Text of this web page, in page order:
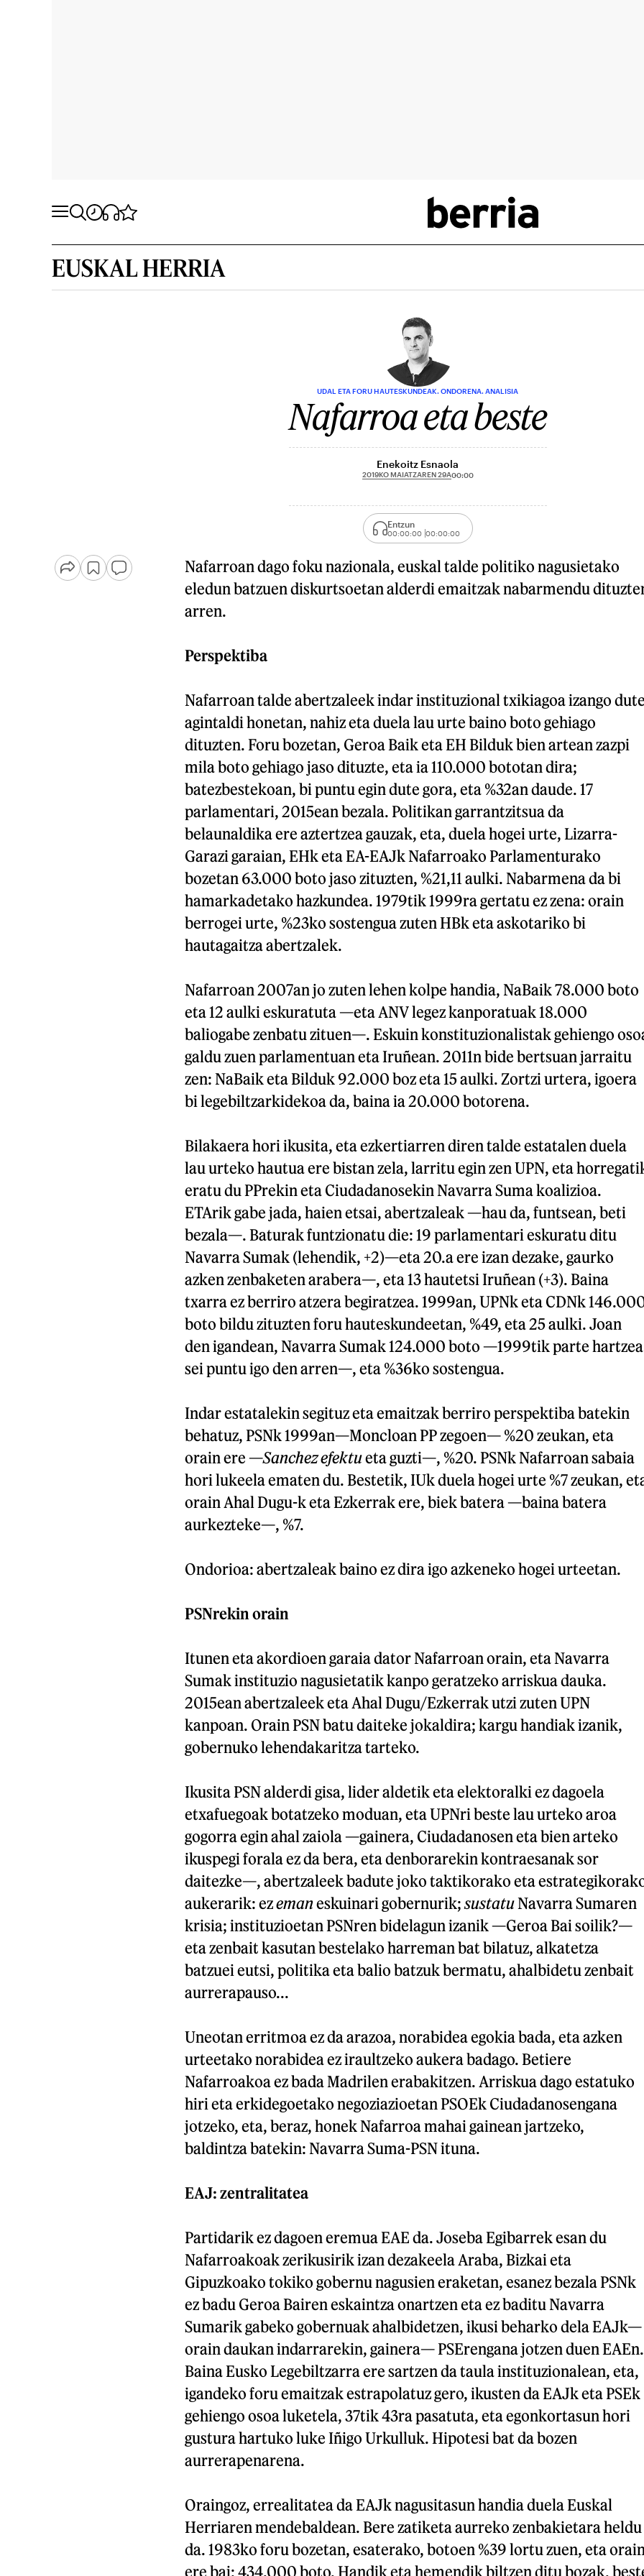
EUSKAL HERRIA
UDAL ETA FORU HAUTESKUNDEAK. ONDORENA. ANALISIA
Nafarroa eta beste
Enekoitz Esnaola
2019KO MAIATZAREN 29A00:00
Entzun
00:00:00 00:00:00
Nafarroan dago foku nazionala, euskal talde politiko nagusietako
eledun batzuen diskurtsoetan alderdi emaitzak nabarmendu
arren.
Perspektiba
Nafarroan talde abertzaleek indar instituzional txikiagoa izango
agintaldi honetan, nahiz eta duela lau urte baino boto gehiago
dituzten. Foru bozetan, Geroa Baik eta EH Bilduk bien artean zazpi
mila boto gehiago jaso dituzte, eta ia 110.000 bototan dira;
batezbestekoan, bi puntu egin dute gora, eta %32an daude. 17
parlamentari, 2015ean bezala. Politikan garrantzitsua da
belaunaldika ere aztertzea gauzak, eta, duela hogei urte, Lizarra-
Garazi garaian, EHk eta EA-EAJk Nafarroako Parlamenturako
bozetan 63.000 boto jaso zituzten, %21,11 aulki. Nabarmena da bi
hamarkadetako hazkundea. 1979tik 1999ra gertatu ez zena: orain
berrogei urte, %23ko sostengua zuten HBk eta askotariko bi
hautagaitza abertzalek.
Nafarroan 2007an jo zuten lehen kolpe handia, NaBaik 78.000 boto
eta 12 aulki eskuratuta —eta ANV legez kanporatuak 18.000
baliogabe zenbatu zituen—. Eskuin konstituzionalistak gehiengo
galdu zuen parlamentuan eta Iruñean. 2011n bide bertsuan jarraitu
zen: NaBaik eta Bilduk 92.000 boz eta 15 aulki. Zortzi urtera, igoera
bi legebiltzarkidekoa da, baina ia 20.000 botorena.
Bilakaera hori ikusita, eta ezkertiarren diren talde estatalen duela
lau urteko hautua ere bistan zela, larritu egin zen UPN, eta
eratu du PPrekin eta Ciudadanosekin Navarra Suma koalizioa.
ETArik gabe jada, haien etsai, abertzaleak —hau da, funtsean, beti
bezala—. Baturak funtzionatu die: 19 parlamentari eskuratu ditu
Navarra Sumak (lehendik, +2)—eta 20.a ere izan dezake, gaurko
azken zenbaketen arabera—, eta 13 hautetsi Iruñean (+3). Baina
txarra ez berriro atzera begiratzea. 1999an, UPNk eta CDNk
boto bildu zituzten foru hauteskundeetan, %49, eta 25 aulki. Joan
den igandean, Navarra Sumak 124.000 boto —1999tik parte hartzea
sei puntu igo den arren—, eta %36ko sostengua.
Indar estatalekin segituz eta emaitzak berriro perspektiba batekin
behatuz, PSNk 1999an—Moncloan PP zegoen— %20 zeukan, eta
orain ere —Sanchez efektueta guzti—, %20. PSNk Nafarroan sabaia
hori lukeela ematen du. Bestetik, IUk duela hogei urte %7 zeukan,
orain Ahal Dugu-k eta Ezkerrak ere, biek batera —baina batera
aurkezteke—, %7.
Ondorioa: abertzaleak baino ez dira igo azkeneko hogei urteetan.
PSNrekin orain
Itunen eta akordioen garaia dator Nafarroan orain, eta Navarra
Sumak instituzio nagusietatik kanpo geratzeko arriskua dauka.
2015ean abertzaleek eta Ahal Dugu/Ezkerrak utzi zuten UPN
kanpoan. Orain PSN batu daiteke jokaldira; kargu handiak izanik,
gobernuko lehendakaritza tarteko.
Ikusita PSN alderdi gisa, lider aldetik eta elektoralki ez dagoela
etxafuegoak botatzeko moduan, eta UPNri beste lau urteko aroa
gogorra egin ahal zaiola —gainera, Ciudadanosen eta bien arteko
ikuspegi forala ez da bera, eta denborarekin kontraesanak sor
daitezke—, abertzaleek badute joko taktikorako eta
aukerarik: ezemaneskuinari gobernurik; sustatuNavarra Sumaren
krisia; instituzioetan PSNren bidelagun izanik —Geroa Bai soilik?—
eta zenbait kasutan bestelako harreman bat bilatuz, alkatetza
batzuei eutsi, politika eta balio batzuk bermatu, ahalbidetu zenbait
aurrerapauso...
Uneotan erritmoa ez da arazoa, norabidea egokia bada, eta azken
urteetako norabidea ez iraultzeko aukera badago. Betiere
Nafarroakoa ez bada Madrilen erabakitzen. Arriskua dago estatuko
hiri eta erkidegoetako negoziazioetan PSOEk Ciudadanosengana
jotzeko, eta, beraz, honek Nafarroa mahai gainean jartzeko,
baldintza batekin: Navarra Suma-PSN ituna.
EAJ: zentralitatea
Partidarik ez dagoen eremua EAE da. Joseba Egibarrek esan du
Nafarroakoak zerikusirik izan dezakeela Araba, Bizkai eta
Gipuzkoako tokiko gobernu nagusien eraketan, esanez bezala PSNk
ez badu Geroa Bairen eskaintza onartzen eta ez baditu Navarra
Sumarik gabeko gobernuak ahalbidetzen, ikusi beharko dela EAJk—
orain daukan indarrarekin, gainera— PSErengana jotzen duen EAEn.
Baina Eusko Legebiltzarra ere sartzen da taula instituzionalean, eta,
igandeko foru emaitzak estrapolatuz gero, ikusten da EAJk eta PSEk
gehiengo osoa luketela, 37tik 43ra pasatuta, eta egonkortasun hori
gustura hartuko luke Iñigo Urkulluk. Hipotesi bat da bozen
aurrerapenarena.
Oraingoz, errealitatea da EAJk nagusitasun handia duela Euskal
Herriaren mendebaldean. Bere zatiketa aurreko zenbakietara heldu
da. 1983ko foru bozetan, esaterako, botoen %39 lortu zuen, eta
ere bai; 434.000 boto. Handik eta hemendik biltzen ditu bozak,